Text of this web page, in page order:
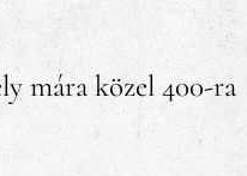
mára közel 400-ra